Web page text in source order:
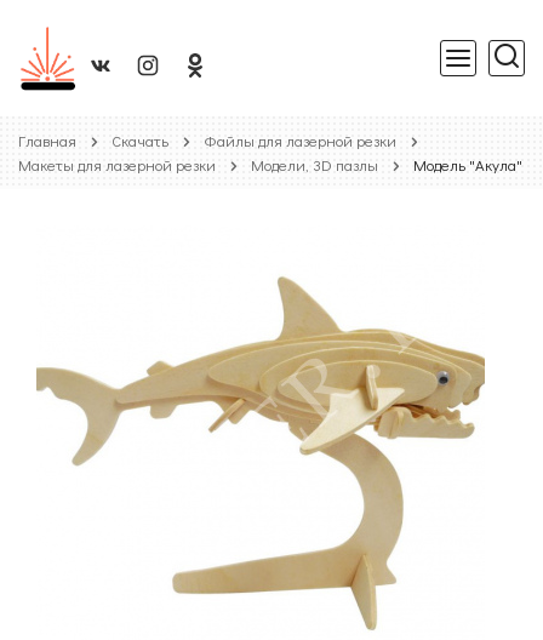
Главная Скачать
Файлы для лазерной резки
Макеты для лазерной резки
Модели, 3D пазлы Модель "Акула"